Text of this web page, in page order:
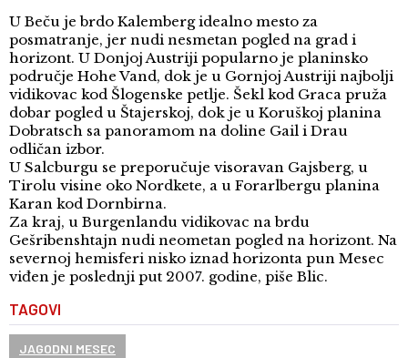
U Beču je brdo Kalemberg idealno mesto za
posmatranje, jer nudi nesmetan pogled na grad i
horizont. U Donjoj Austriji popularno je planinsko
područje Hohe Vand, dok je u Gornjoj Austriji najbolji
vidikovac kod Šlogenske petlje. Šekl kod Graca pruža
dobar pogled u Štajerskoj, dok je u Koruškoj planina
Dobratsch sa panoramom na doline Gail i Drau
odličan izbor.
U Salcburgu se preporučuje visoravan Gajsberg, u
Tirolu visine oko Nordkete, a u Forarlbergu planina
Karan kod Dornbirna.
Za kraj, u Burgenlandu vidikovac na brdu
Gešribenshtajn nudi neometan pogled na horizont. Na
severnoj hemisferi nisko iznad horizonta pun Mesec
viđen je poslednji put 2007. godine, piše Blic.
TAGOVI
JAGODNI MESEC